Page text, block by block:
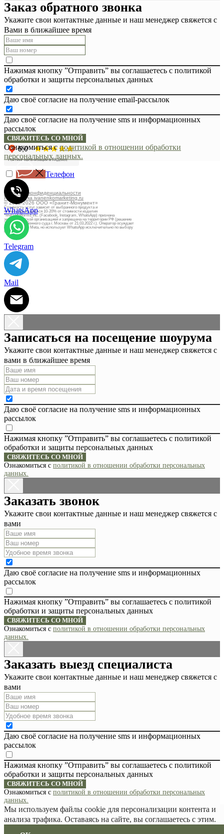
Политика конфиденциальности
Разработка ivanenkomarketing.ru
© 2012-2026 ООО «Гранит-Монумент»
Стоимость услуг зависит от выбранного продукта и
может варьироваться 10-20% от стоимости изделия
*Meta Platforms Inc. (Facebook, Instagram, WhatsApp) признана
экстремистской организацией и запрещена на территории РФ (решение
Тверского районного суда г. Москвы от 21.03.2022 г.). Оператор осуждает
деятельность Meta, но использует WhatsApp исключительно по выбору
клиента.
Заказ обратного звонка
Укажите свои контактные данные и наш менеджер свяжется с
Вами в ближайшее время
Нажимая кнопку ”Отправить” вы соглашаетесь с политикой
обработки и защиты персональных данных
Даю своё согласие на получение email-рассылок
Даю своё согласие на получение sms и информационных
рассылок
СВЯЖИТЕСЬ СО МНОЙ
Ознакомиться сполитикой в отношении обработки
персональных данных.
Телефон
WhatsApp
Telegram
Mail
Записаться на посещение шоурума
Укажите свои контактные данные и наш менеджер свяжется с
вами в ближайшее время
Даю своё согласие на получение sms и информационных
рассылок
Нажимая кнопку ”Отправить” вы соглашаетесь с политикой
обработки и защиты персональных данных
СВЯЖИТЕСЬ СО МНОЙ
Ознакомиться с политикой в отношении обработки персональных
данных.
Заказать звонок
Укажите свои контактные данные и наш менеджер свяжется с
вами
Даю своё согласие на получение sms и информационных
рассылок
Нажимая кнопку ”Отправить” вы соглашаетесь с политикой
обработки и защиты персональных данных
СВЯЖИТЕСЬ СО МНОЙ
Ознакомиться с политикой в отношении обработки персональных
данных.
Заказать выезд специалиста
Укажите свои контактные данные и наш менеджер свяжется с
вами
Даю своё согласие на получение sms и информационных
рассылок
Нажимая кнопку ”Отправить” вы соглашаетесь с политикой
обработки и защиты персональных данных
СВЯЖИТЕСЬ СО МНОЙ
Ознакомиться с политикой в отношении обработки персональных
данных.
Мы используем файлы cookie для персонализации контента и
анализа трафика. Оставаясь на сайте, вы соглашаетесь с этим.